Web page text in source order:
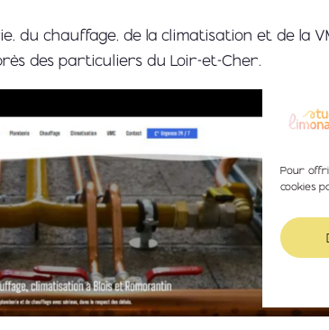
Pour
cookies
du chauffage, de la climatisation et de la
des particuliers du Loir-et-Cher.